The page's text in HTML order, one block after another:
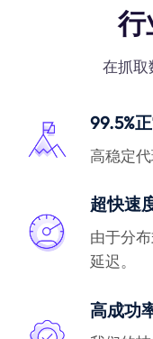
行
在抓取
99.5%
高稳定
超快速
由于分
延迟。
高成功